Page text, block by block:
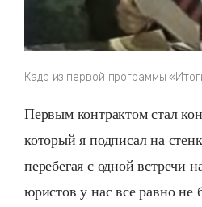
Кадр из первой программы
Первым контрактом стал
который я подписал на
перебегая с одной встречи
юристов у нас все равно не